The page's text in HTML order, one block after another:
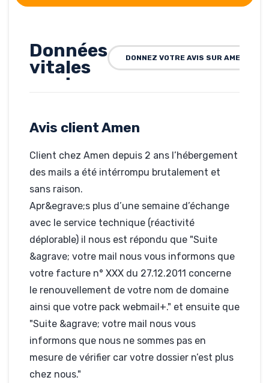
Données
vitales
perdues
Hébergé par Amen
rh.eu
DONNEZ VOTRE AVIS SUR AMEN
Avis client Amen
Client chez Amen depuis 2 ans l’hébergement
des mails a été intérrompu brutalement et
sans raison.
Apr&egrave;s plus d’une semaine d’échange
avec le service technique (réactivité
déplorable) il nous est répondu que "Suite
&agrave; votre mail nous vous informons que
votre facture n° XXX du 27.12.2011 concerne
le renouvellement de votre nom de domaine
ainsi que votre pack webmail+." et ensuite que
"Suite &agrave; votre mail nous vous
informons que nous ne sommes pas en
mesure de vérifier car votre dossier n’est plus
chez nous."